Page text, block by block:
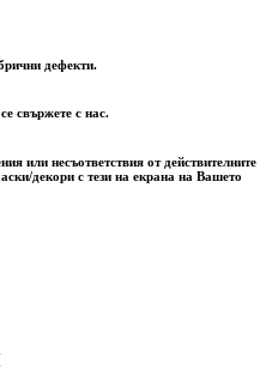
дефекти.
свържете с нас.
или несъответствия от действителните
декори с тези на екрана на Вашето